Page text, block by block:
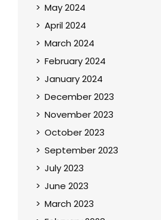
May 2024
April 2024
March 2024
February 2024
January 2024
December 2023
November 2023
October 2023
September 2023
July 2023
June 2023
March 2023